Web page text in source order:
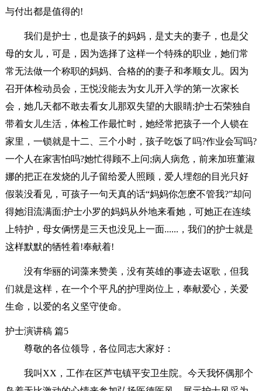
与付出都是值得的!
我们是护士，也是孩子的妈妈，是丈夫的妻子，也是父
母的女儿，可是，因为选择了这样一个特殊的职业，她们常
常无法做一个称职的妈妈、合格的的妻子和孝顺女儿。因为
召开体检动员会，王悦没能去为女儿开入学的第一次家长
会，她几天都不敢去看女儿那双失望的大眼睛;护士石荣独自
带着女儿生活，体检工作最忙时，她经常把孩子一个人锁在
家里，一锁就是十二、三个小时，孩子吃饭了吗?作业会写吗?
一个人在家害怕吗?她忙得顾不上问;病人病危，前来加班董淑
娜的把正在发烧的儿子留给爱人照顾，爱人埋怨的目光只好
假装没看见，可孩子一句天真的话“妈妈你怎麽不管我?”却问
得她泪流满面;护士小罗的妈妈从外地来看她，可她正在连续
上特护，母女俩愣是三天也没见上一面......，我们的护士就是
这样默默的牺牲着!奉献着!
没有华丽的词藻来赞美，没有英雄的事迹去讴歌，但我
们就是这样，在一个个平凡的护理岗位上，奉献爱心，关爱
生命，以爱的名义坚守使命。
护士演讲稿 篇5
尊敬的各位领导，各位同志大家好：
我叫XX，工作在区芦屯镇平安卫生院。今天我怀偶那个